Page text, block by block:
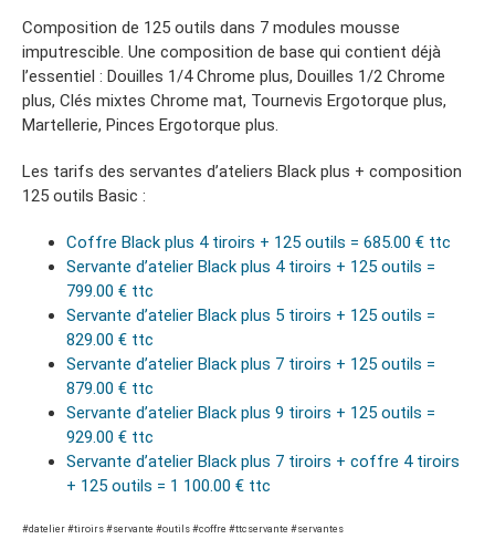
Composition de 125 outils dans 7 modules mousse
imputrescible. Une composition de base qui contient déjà
l’essentiel : Douilles 1/4 Chrome plus, Douilles 1/2 Chrome
plus, Clés mixtes Chrome mat, Tournevis Ergotorque plus,
Martellerie, Pinces Ergotorque plus.
Les tarifs des servantes d’ateliers Black plus + composition
125 outils Basic :
Coffre Black plus 4 tiroirs + 125 outils = 685.00 € ttc
Servante d’atelier Black plus 4 tiroirs + 125 outils =
799.00 € ttc
Servante d’atelier Black plus 5 tiroirs + 125 outils =
829.00 € ttc
Servante d’atelier Black plus 7 tiroirs + 125 outils =
879.00 € ttc
Servante d’atelier Black plus 9 tiroirs + 125 outils =
929.00 € ttc
Servante d’atelier Black plus 7 tiroirs + coffre 4 tiroirs
+ 125 outils = 1 100.00 € ttc
#datelier #tiroirs #servante #outils #coffre #ttcservante #servantes